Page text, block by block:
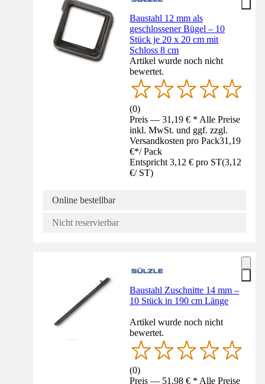
Baustahl 12 mm als
geschlossener Bügel – 10
Stück je 20 x 20 cm mit
Schloss 8 cm
Artikel wurde noch nicht
bewertet.
(0)
Preis — 31,19 € * Alle Preise
inkl. MwSt. und ggf. zzgl.
Versandkosten pro Pack31,19
€*/ Pack
Entspricht 3,12 € pro ST(3,12
€/ ST)
Online bestellbar
Nicht reservierbar
Baustahl Zuschnitte 14 mm –
10 Stück in 190 cm Länge
Artikel wurde noch nicht
bewertet.
(0)
Preis — 51,98 € * Alle Preise